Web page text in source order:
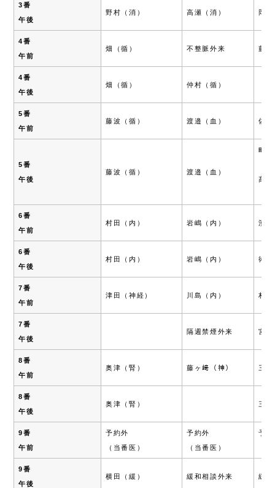
3番
午後
野村（消） 高瀬（消） 岡
4番
午前
畑（循） 不整脈外来 藤
4番
午後
畑（循） 仲村（循）
5番
午前
藤波（循） 渡邉（血） 佐
5番
午後
藤波（循） 渡邉（血）
町
髙
6番
午前
村田（内） 岩嶋（内） 濱
6番
午後
村田（内） 岩嶋（内） 術
7番
午前
津田（神経） 川島（内） 村
7番
午後
隔週禁煙外来 宮
8番
午前
奥津（腎） 藤ヶ﨑（神） 三
8番
午後
奥津（腎） 三
9番
午前
予約外
（当番医）
予約外
（当番医）
予
9番
午後
横田（緩） 緩和相談外来 緩